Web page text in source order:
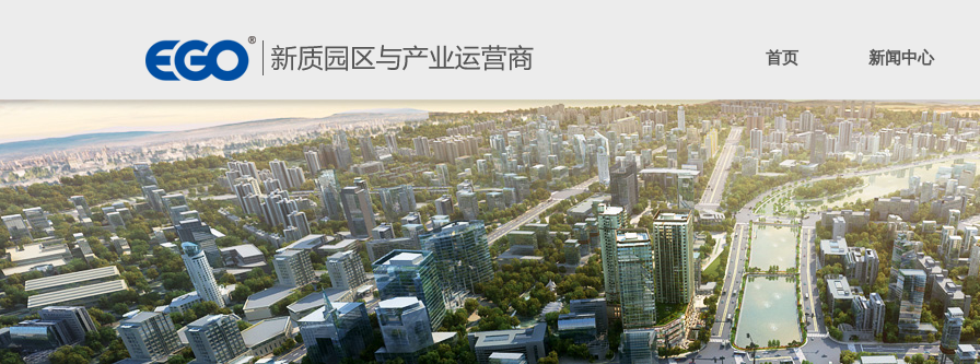
首页 新闻中心